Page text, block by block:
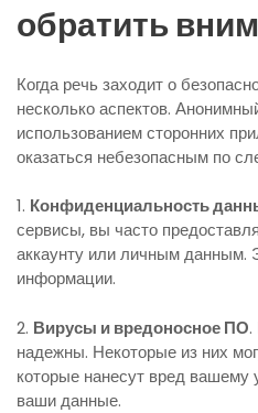
обратить
Когда речь заходит о
несколько аспектов.
использованием сторонних
оказаться небезопасным по
1. Конфиденциальность
сервисы, вы часто
аккаунту или личным данным.
информации.
2. Вирусы и вредоносное ПО
надежны. Некоторые из них
которые нанесут вред вашему
ваши данные.